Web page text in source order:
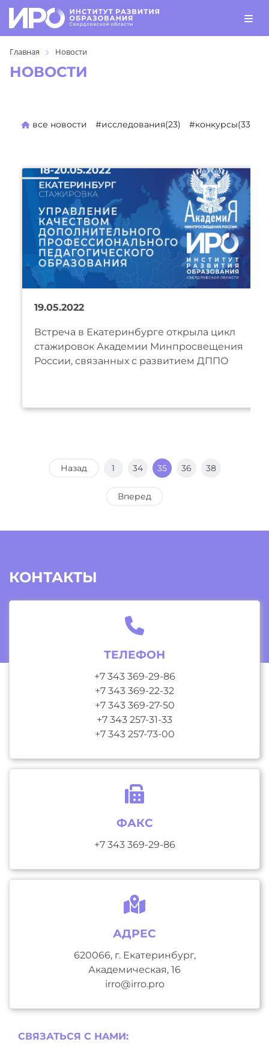
Главная Новости
НОВОСТИ
все новости #исследования(23) #конкурсы(330)
19.05.2022
Встреча в Екатеринбурге открыла цикл
стажировок Академии Минпросвещения
России, связанных с развитием ДППО
Назад 1 34 35 36 38
Вперед
КОНТАКТЫ
ТЕЛЕФОН
+7 343 369-29-86
+7 343 369-22-32
+7 343 369-27-50
+7 343 257-31-33
+7 343 257-73-00
ФАКС
+7 343 369-29-86
АДРЕС
620066, г. Екатеринбург,
Академическая, 16
irro@irro.pro
СВЯЗАТЬСЯ С НAМИ: